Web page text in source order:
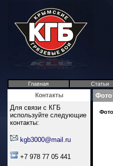
Главная Статьи
Контакты
Для связи с КГБ
используйте следующие
контакты:
kgb3000@mail.ru
+7 978 77 05 441